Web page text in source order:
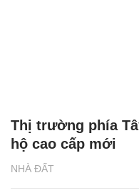
NHÀ ĐẤT
Thị trường phía
hộ cao cấp mới